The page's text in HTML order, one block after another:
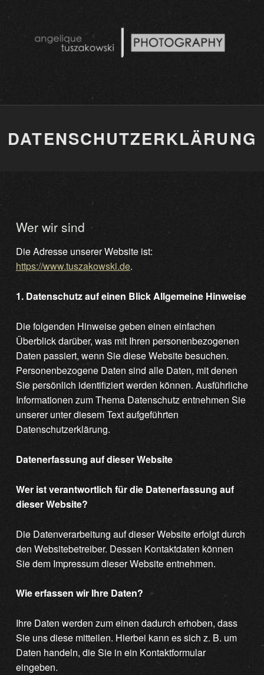
DATENSCHUTZERKLÄRUNG
Wer wir sind
Die Adresse unserer Website ist:
https://www.tuszakowski.de.
1. Datenschutz auf einen BlickAllgemeine Hinweise
Die folgenden Hinweise geben einen einfachen
Überblick darüber, was mit Ihren personenbezogenen
Daten passiert, wenn Sie diese Website besuchen.
Personenbezogene Daten sind alle Daten, mit denen
Sie persönlich identifiziert werden können. Ausführliche
Informationen zum Thema Datenschutz entnehmen Sie
unserer unter diesem Text aufgeführten
Datenschutzerklärung.
Datenerfassung auf dieser Website
Wer ist verantwortlich für die Datenerfassung auf
dieser Website?
Die Datenverarbeitung auf dieser Website erfolgt durch
den Websitebetreiber. Dessen Kontaktdaten können
Sie dem Impressum dieser Website entnehmen.
Wie erfassen wir Ihre Daten?
Ihre Daten werden zum einen dadurch erhoben, dass
Sie uns diese mitteilen. Hierbei kann es sich z. B. um
Daten handeln, die Sie in ein Kontaktformular
eingeben.